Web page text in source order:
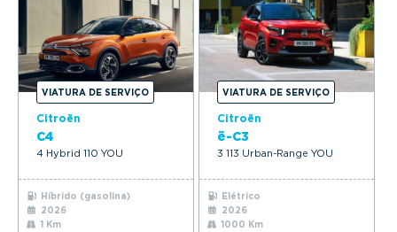
VIATURA DE SERVIÇO
Citroën
C4
4 Hybrid 110 YOU
Híbrido (gasolina)
2026
1 Km
VIATURA DE SERVIÇO
Citroën
ë-C3
3 113 Urban-Range YOU
Elétrico
2026
1000 Km